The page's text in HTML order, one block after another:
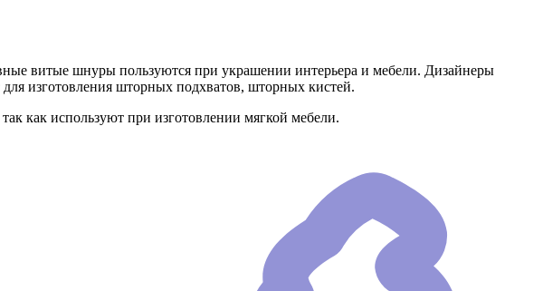
витые шнуры пользуются при украшении интерьера и мебели. Дизайнеры
изготовления шторных подхватов, шторных кистей.
как используют при изготовлении мягкой мебели.